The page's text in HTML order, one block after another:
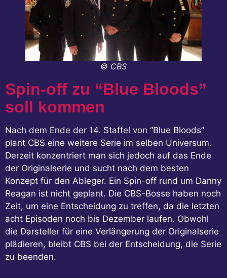
© CBS
Spin-off zu “Blue Bloods”
soll kommen
Nach dem Ende der 14. Staffel von “Blue Bloods”
plant CBS eine weitere Serie im selben Universum.
Derzeit konzentriert man sich jedoch auf das Ende
der Originalserie und sucht nach dem besten
Konzept für den Ableger. Ein Spin-off rund um Danny
Reagan ist nicht geplant. Die CBS-Bosse haben noch
Zeit, um eine Entscheidung zu treffen, da die letzten
acht Episoden noch bis Dezember laufen. Obwohl
die Darsteller für eine Verlängerung der Originalserie
plädieren, bleibt CBS bei der Entscheidung, die Serie
zu beenden.